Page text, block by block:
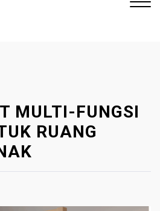
MULTI-FUNGSI
RUANG